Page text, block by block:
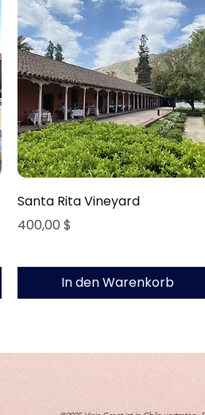
Santa Rita Vineyard
Preis
400,00 $
In den Warenkorb